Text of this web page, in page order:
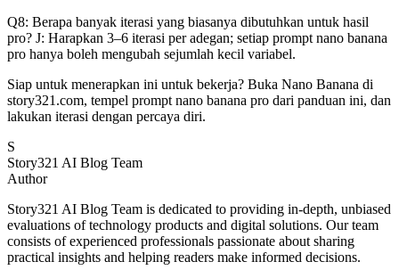
Q8: Berapa banyak iterasi yang biasanya dibutuhkan untuk hasil
pro? J: Harapkan 3–6 iterasi per adegan; setiap prompt nano banana
pro hanya boleh mengubah sejumlah kecil variabel.
Siap untuk menerapkan ini untuk bekerja? Buka Nano Banana di
story321.com, tempel prompt nano banana pro dari panduan ini, dan
lakukan iterasi dengan percaya diri.
S
Story321 AI Blog Team
Author
Story321 AI Blog Team is dedicated to providing in-depth, unbiased
evaluations of technology products and digital solutions. Our team
consists of experienced professionals passionate about sharing
practical insights and helping readers make informed decisions.